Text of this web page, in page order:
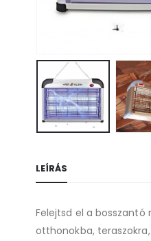
LEÍRÁS
Felejtsd el a
otthonokba,